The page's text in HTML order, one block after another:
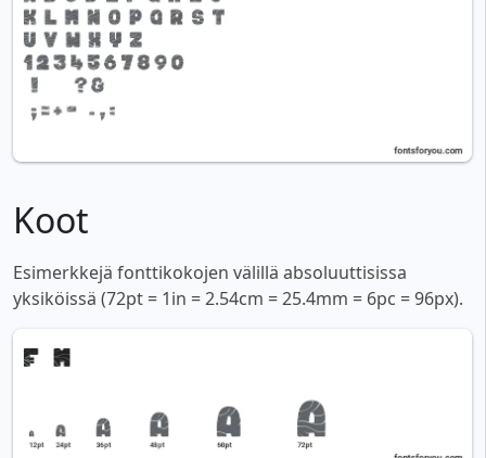
Koot
Esimerkkejä fonttikokojen välillä absoluuttisissa
yksiköissä (72pt = 1in = 2.54cm = 25.4mm = 6pc = 96px).